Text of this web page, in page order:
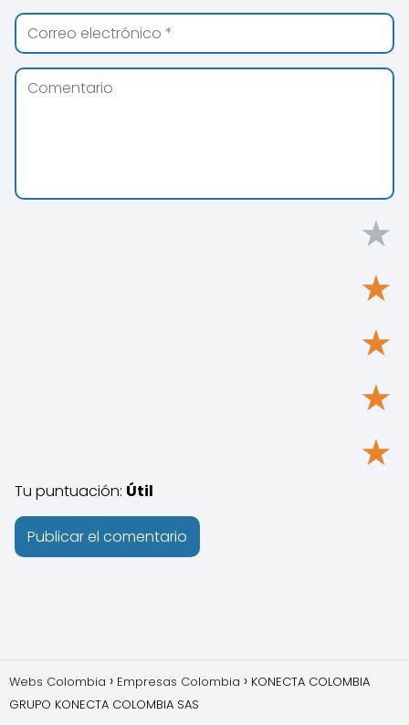
★
★
★
★
★
Tu puntuación: Útil
Webs Colombia Empresas Colombia
KONECTA COLOMBIA
GRUPO KONECTA COLOMBIA SAS